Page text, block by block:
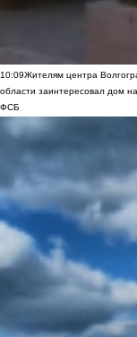
10:09Жителям центра
области заинтересовал дом
ФСБ